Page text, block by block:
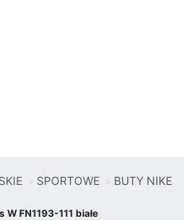
SPORTOWE BUTY NIKE
W FN1193-111 białe